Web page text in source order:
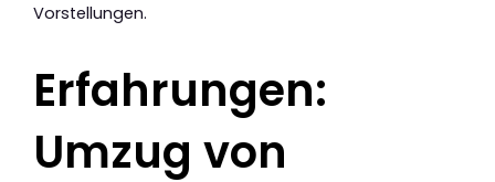
Vorstellungen.
Erfahrungen:
Umzug von